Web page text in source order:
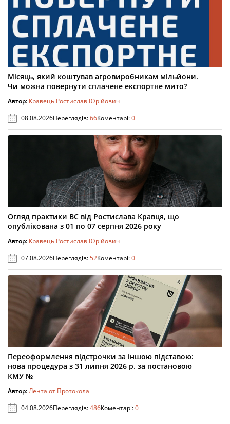
Місяць, який коштував агровиробникам мільйони.
Чи можна повернути сплачене експортне мито?
Автор: Кравець Ростислав Юрійович
08.08.2026Переглядів:66Коментарі:0
Огляд практики ВС від Ростислава Кравця, що
опублікована з 01 по 07 серпня 2026 року
Автор: Кравець Ростислав Юрійович
07.08.2026Переглядів:52Коментарі:0
Переоформлення відстрочки за іншою підставою:
нова процедура з 31 липня 2026 р. за постановою
КМУ №
Автор:Лента от Протокола
04.08.2026Переглядів:486Коментарі:0